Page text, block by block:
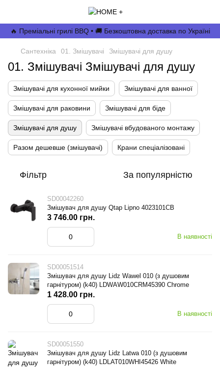
🔥 Преміальні грилі BBQ • 🚚 Безкоштовна доставка по Україні
Сантехніка 01. Змішувачі Змішувачі для душу
01. Змішувачі Змішувачі для душу
Змішувачі для кухонної мийки Змішувачі для ванної
Змішувачі для раковини Змішувачі для біде
Змішувачі для душу Змішувачі вбудованого монтажу
Разом дешевше (змішувачі) Крани спеціалізовані
Фільтр За популярністю
SD00042260
Змішувач для душу Qtap Lipno 4023101CB
В наявності
3 746.00 грн.
SD00051514
Змішувач для душу Lidz Wawel 010 (з душовим
гарнітуром) (k40) LDWAW010CRM45390 Chrome
В наявності
1 428.00 грн.
SD00051550
Змішувач для душу Lidz Latwa 010 (з душовим
гарнітуром) (k40) LDLAT010WHI45426 White